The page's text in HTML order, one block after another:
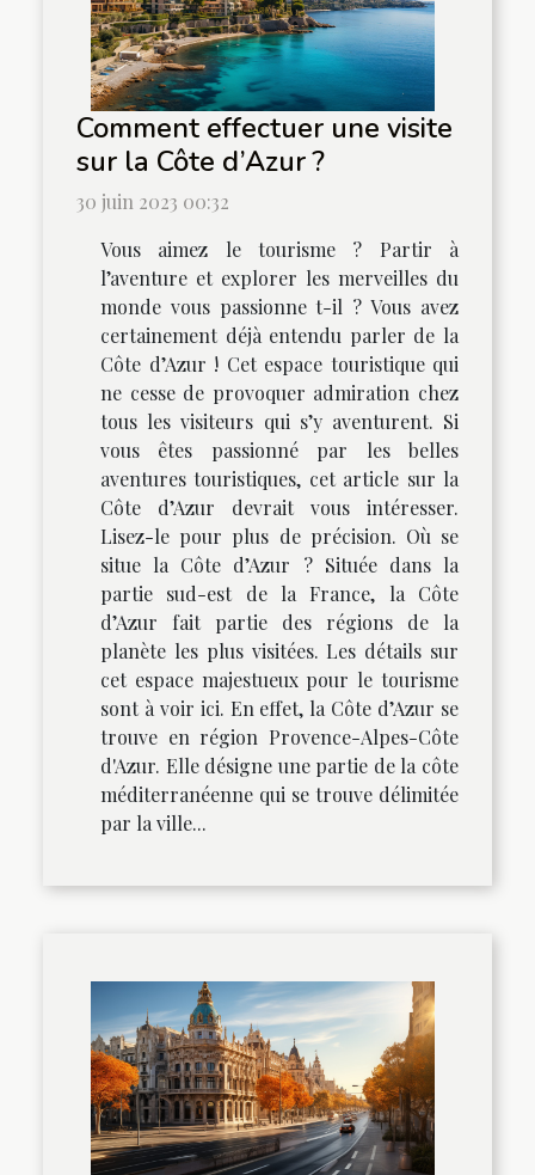
Comment effectuer une visite
sur la Côte d’Azur ?
30 juin 2023 00:32
Vous aimez le tourisme ? Partir à
l’aventure et explorer les merveilles du
monde vous passionne t-il ? Vous avez
certainement déjà entendu parler de la
Côte d’Azur ! Cet espace touristique qui
ne cesse de provoquer admiration chez
tous les visiteurs qui s’y aventurent. Si
vous êtes passionné par les belles
aventures touristiques, cet article sur la
Côte d’Azur devrait vous intéresser.
Lisez-le pour plus de précision. Où se
situe la Côte d’Azur ? Située dans la
partie sud-est de la France, la Côte
d’Azur fait partie des régions de la
planète les plus visitées. Les détails sur
cet espace majestueux pour le tourisme
sont à voir ici. En effet, la Côte d’Azur se
trouve en région Provence-Alpes-Côte
d'Azur. Elle désigne une partie de la côte
méditerranéenne qui se trouve délimitée
par la ville...